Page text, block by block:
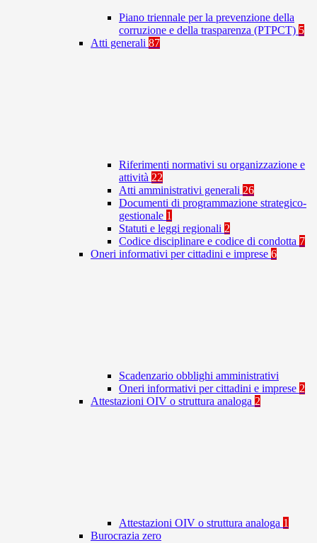
Piano triennale per la prevenzione della
corruzione e della trasparenza (PTPCT) 5
Atti generali 87
Riferimenti normativi su organizzazione e
attività 22
Atti amministrativi generali 26
Documenti di programmazione strategico-
gestionale 1
Statuti e leggi regionali 2
Codice disciplinare e codice di condotta 7
Oneri informativi per cittadini e imprese 6
Scadenzario obblighi amministrativi
Oneri informativi per cittadini e imprese 2
Attestazioni OIV o struttura analoga 2
Attestazioni OIV o struttura analoga 1
Burocrazia zero